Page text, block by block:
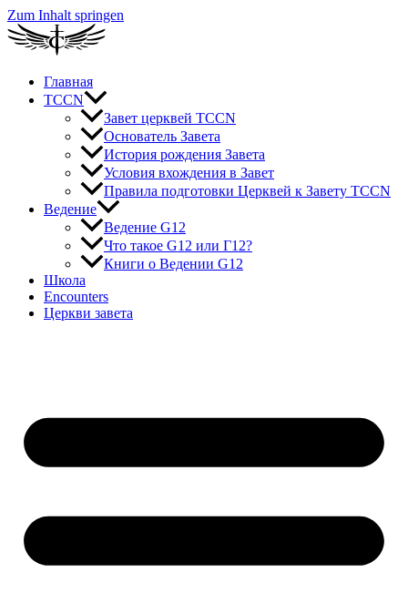
Zum Inhalt springen
Главная
TCCN
Завет церквей TCCN
Основатель Завета
История рождения Завета
Условия вхождения в Завет
Правила подготовки Церквей к Завету TCCN
Ведение
Ведение G12
Что такое G12 или Г12?
Книги о Ведении G12
Школа
Encounters
Церкви завета